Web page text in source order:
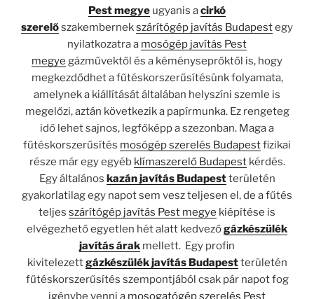
Pest megye ugyanis acirkó
szerelőszakembernekszárítógép javítás Budapestegy
nyilatkozatra a mosógép javítás Pest
megye gázművektől és a kéményseprőktől is, hogy
megkezdődhet a fűtéskorszerűsítésünk folyamata,
amelynek a kiállítását általában helyszíni szemle is
megelőzi, aztán következik a papírmunka. Ez rengeteg
idő lehet sajnos, legfőképp a szezonban. Maga a
fűtéskorszerűsítés mosógép szerelés Budapestfizikai
része már egy egyéb klímaszerelő Budapestkérdés.
Egy általános kazán javítás Budapestterületén
gyakorlatilag egy napot sem vesz teljesen el, de a fűtés
teljes szárítógép javítás Pest megye kiépítése is
elvégezhető egyetlen hét alatt kedvezőgázkészülék
javítás árak mellett. Egy profin
kivitelezettgázkészülék javítás Budapestterületén
fűtéskorszerűsítés szempontjából csak pár napot fog
igénybe venni a mosogatógép szerelés Pest